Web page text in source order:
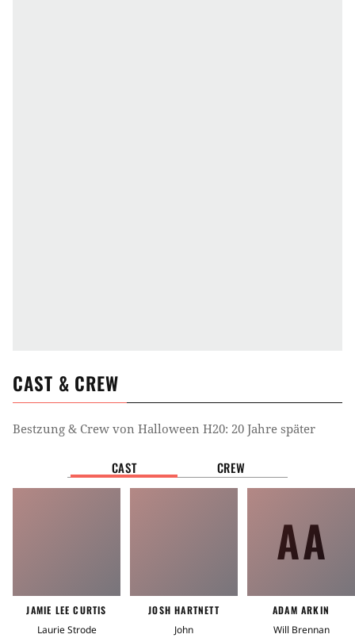
CAST & CREW
Bestzung & Crew von Halloween H20: 20 Jahre später
CAST CREW
JAMIE LEE CURTIS
Laurie Strode
JOSH HARTNETT
John
AA
ADAM ARKIN
Will Brennan